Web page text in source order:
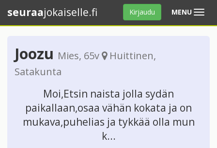
MENU Avaa
valikko
seuraajokaiselle.fi Kirjaudu
Joozu Mies, 65v Huittinen,
Satakunta
Moi,Etsin naista jolla sydän
paikallaan,osaa vähän kokata ja on
mukava,puhelias ja tykkää olla mun
k...